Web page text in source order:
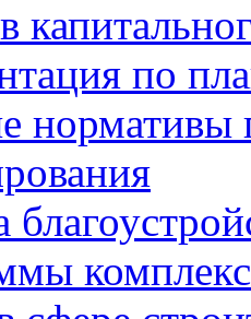
по
нормативы